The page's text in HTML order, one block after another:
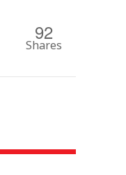
92
Shares